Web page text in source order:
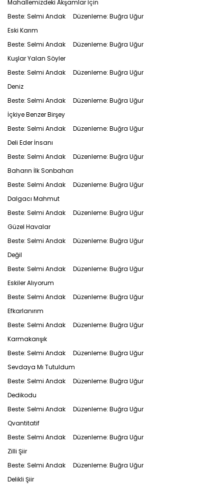
Mahallemizdeki Akşamlar İçin
Beste: Selmi Andak Düzenleme: Buğra Uğur
Eski Karım
Beste: Selmi Andak Düzenleme: Buğra Uğur
Kuşlar Yalan Söyler
Beste: Selmi Andak Düzenleme: Buğra Uğur
Deniz
Beste: Selmi Andak Düzenleme: Buğra Uğur
İçkiye Benzer Birşey
Beste: Selmi Andak Düzenleme: Buğra Uğur
Deli Eder İnsanı
Beste: Selmi Andak Düzenleme: Buğra Uğur
Baharın İlk Sonbaharı
Beste: Selmi Andak Düzenleme: Buğra Uğur
Dalgacı Mahmut
Beste: Selmi Andak Düzenleme: Buğra Uğur
Güzel Havalar
Beste: Selmi Andak Düzenleme: Buğra Uğur
Değil
Beste: Selmi Andak Düzenleme: Buğra Uğur
Eskiler Alıyorum
Beste: Selmi Andak Düzenleme: Buğra Uğur
Efkarlanırım
Beste: Selmi Andak Düzenleme: Buğra Uğur
Karmakarışık
Beste: Selmi Andak Düzenleme: Buğra Uğur
Sevdaya Mı Tutuldum
Beste: Selmi Andak Düzenleme: Buğra Uğur
Dedikodu
Beste: Selmi Andak Düzenleme: Buğra Uğur
Qvantitatif
Beste: Selmi Andak Düzenleme: Buğra Uğur
Zilli Şiir
Beste: Selmi Andak Düzenleme: Buğra Uğur
Delikli Şiir